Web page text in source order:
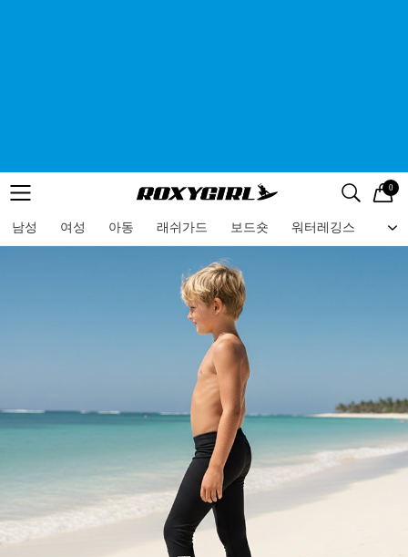
메뉴 검색
로고 0
남성 여성 아동 래쉬가드 보드숏 워터레깅스 비
메뉴